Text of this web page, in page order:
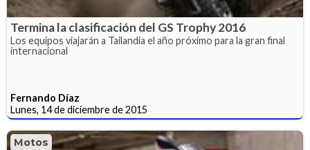
Termina la clasificación del GS Trophy 2016
Los equipos viajarán a Tailandia el año próximo para la gran final
internacional
Fernando Díaz
Lunes, 14 de diciembre de 2015
Motos